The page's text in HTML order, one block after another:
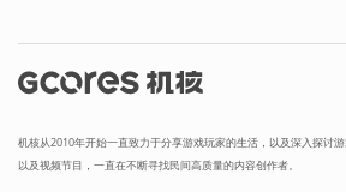
机核从2010年开始一直致力于分享游戏玩家的生活，以及深入探讨
以及视频节目，一直在不断寻找民间高质量的内容创作者。